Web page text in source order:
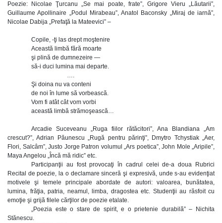
Poezie: Nicolae Ţurcanu „Se mai poate, frate”, Grigore Vieru „Lăutarii”,
Guillaume Apollinaire „Podul Mirabeau”, Anatol Baconsky „Miraj de iarnă”,
Nicolae Dabija „Prefaţă la Mateevici” –
Copile, -ţi las drept moştenire
Această limbă fără moarte
şi plină de dumnezeire —
să-i duci lumina mai departe.
….
Şi doina nu va conteni
de noi în lume să vorbească.
Vom fi atât cât vom vorbi
această limbă strămoşească…
Arcadie Suceveanu „Ruga fiilor rătăcitori”, Ana Blandiana „Am
crescut?”, Adrian Păunescu „Rugă pentru părinţi”, Dmytro Tchystiak „Aer,
Flori, Salcâm”, Justo Jorge Patron volumul „Ars poetica”, John Mole „Aripile”,
Maya Angelou „Încă mă ridic” etc.
Participanţii au fost provocaţi în cadrul celei de-a doua Rubrici
Recital de poezie, la o declamare sinceră şi expresivă, unde s-au evidenţiat
motivele şi temele principale abordate de autori: valoarea, bunătatea,
lumina, frăţia, patria, neamul, limba, dragostea etc. Studenţii au răsfoit cu
emoţie şi grijă filele cărţilor de poezie etalate.
„Poezia este o stare de spirit, e o prietenie durabilă” – Nichita
Stănescu.